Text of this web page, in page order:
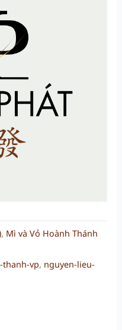
, Mì và Vỏ Hoành Thánh
thanh-vp, nguyen-lieu-